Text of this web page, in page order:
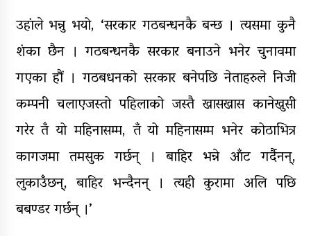
उहांले भन्नु भयो, ‘सरकार गठबन्धनकै बन्छ । त्यसमा कुनै
शंका छैन । गठबन्धनकै सरकार बनाउने भनेर चुनावमा
गएका हौं । गठबधनको सरकार बनेपछि नेताहरुले निजी
कम्पनी चलाएजस्तो पहिलाको जस्तै खासखास कानेखुसी
गरेर तँ यो महिनासम्म, तँ यो महिनासम्म भनेर कोठाभित्र
कागजमा तमसुक गर्छन् । बाहिर भन्ने आँट गर्दैनन्,
लुकाउँछन्, बाहिर भन्दैनन् । त्यही कुरामा अलि पछि
बबण्डर गर्छन् ।’